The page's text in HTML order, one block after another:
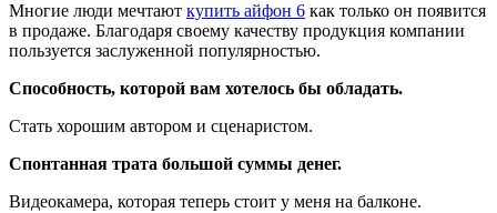
Многие люди мечтают купить айфон 6 как только он появится
в продаже. Благодаря своему качеству продукция компании
пользуется заслуженной популярностью.
Способность, которой вам хотелось бы обладать.
Стать хорошим автором и сценаристом.
Спонтанная трата большой суммы денег.
Видеокамера, которая теперь стоит у меня на балконе.